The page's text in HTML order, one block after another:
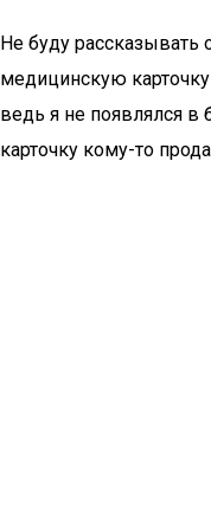
Не буду рассказывать
медицинскую
ведь я не появлялся
карточку кому-то